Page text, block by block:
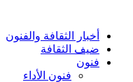
أخبار الثقافة والفنون
ضيف الثقافة
فنون
فنون الأداء